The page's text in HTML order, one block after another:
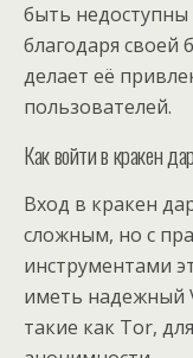
быть
благодаря своей
делает её
пользователей.
Как войти в кракен
Вход в кракен
сложным, но с
инструментами
иметь надежный
такие как Tor,